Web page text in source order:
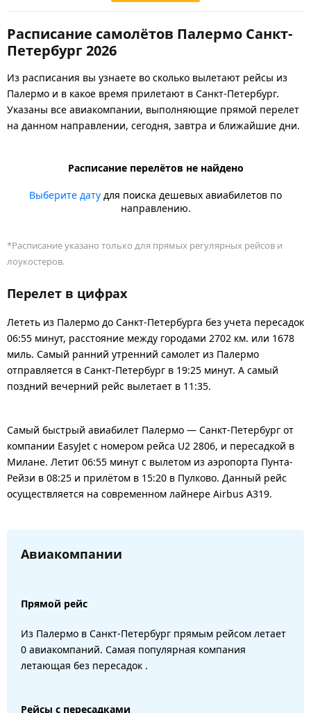
Расписание самолётов Палермо Санкт-
Петербург 2026
Из расписания вы узнаете во сколько вылетают рейсы из
Палермо и в какое время прилетают в Санкт-Петербург.
Указаны все авиакомпании, выполняющие прямой перелет
на данном направлении, сегодня, завтра и ближайшие дни.
Расписание перелётов не найдено
Выберите дату для поиска дешевых авиабилетов по
направлению.
*Расписание указано только для прямых регулярных рейсов и
лоукостеров.
Перелет в цифрах
Лететь из Палермо до Санкт-Петербурга без учета пересадок
06:55 минут, расстояние между городами 2702 км. или 1678
миль. Самый ранний утренний самолет из Палермо
отправляется в Санкт-Петербург в 19:25 минут. А самый
поздний вечерний рейс вылетает в 11:35.
Самый быстрый авиабилет Палермо — Санкт-Петербург от
компании EasyJet с номером рейса U2 2806, и пересадкой в
Милане. Летит 06:55 минут с вылетом из аэропорта Пунта-
Рейзи в 08:25 и прилётом в 15:20 в Пулково. Данный рейс
осуществляется на современном лайнере Airbus A319.
Авиакомпании
Прямой рейс
Из Палермо в Санкт-Петербург прямым рейсом летает
0 авиакомпаний. Самая популярная компания
летающая без пересадок .
Рейсы с пересадками